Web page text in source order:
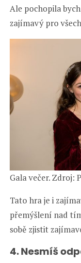
Ale pochopila
zajímavý pro
Gala večer. Zdroj:
Tato hra je i
přemýšlení nad
sobě zjistit
4. Nesmíš